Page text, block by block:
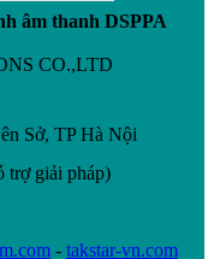
âm thanh DSPPA
CO.,LTD
Sở, TP Hà Nội
trợ giải pháp)
- takstar-vn.com